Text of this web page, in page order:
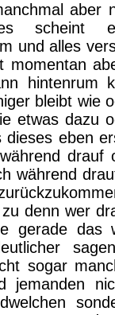
aber
scheint
und alles
hintenrum
bleibt wie
etwas dazu
eben
drauf
während
denn wer
gerade das
sogar
jemanden